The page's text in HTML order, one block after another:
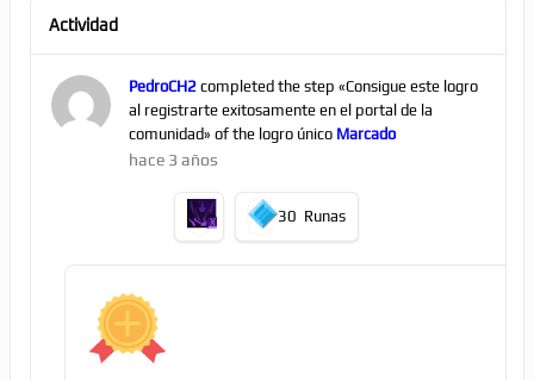
Actividad
PedroCH2completed the step «Consigue este logro
al registrarte exitosamente en el portal de la
comunidad» of the logro único Marcado
hace 3 años
30 Runas